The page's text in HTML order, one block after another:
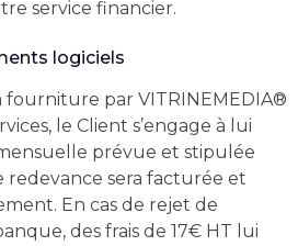
service financier.
logiciels
par VITRINEMEDIA®
le Client s’engage à lui
prévue et stipulée
redevance sera facturée et
En cas de rejet de
des frais de 17€ HT lui